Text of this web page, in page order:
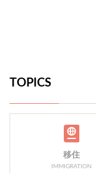
TOPICS
移住
IMMIGRATION